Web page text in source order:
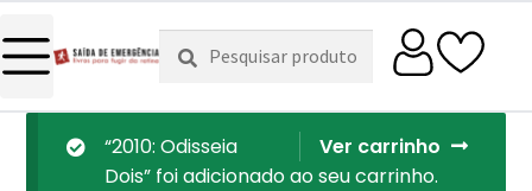
Pesquisar
por:
Pesquisa
Ver carrinho
“2010: Odisseia
Dois” foi adicionado ao seu carrinho.